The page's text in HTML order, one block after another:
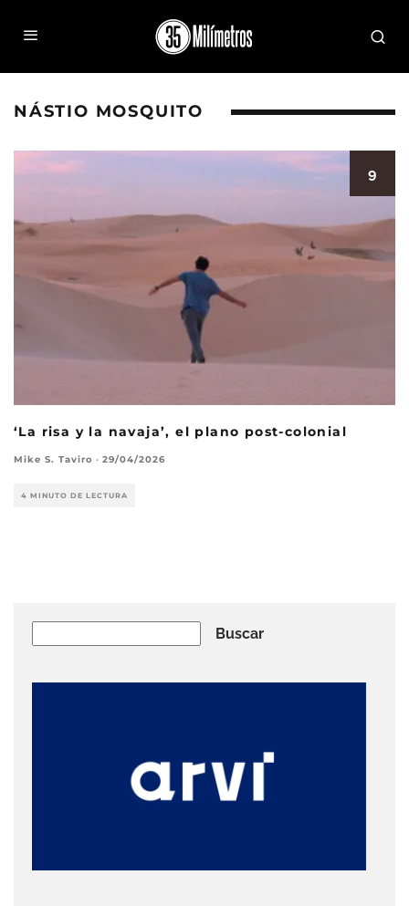
NÁSTIO MOSQUITO
9
‘La risa y la navaja’, el plano post-colonial
Mike S. Taviro · 29/04/2026
4 MINUTO DE LECTURA
Buscar